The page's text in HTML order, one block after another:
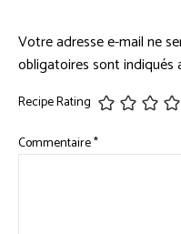
Votre adresse e-mail ne
obligatoires sont indiqués
Recipe Rating
Commentaire*